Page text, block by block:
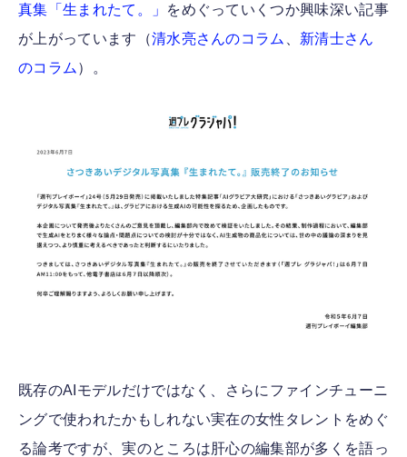
真集「生まれたて。」
をめぐっていくつか興味深い記事
が上がっています（清水亮さんのコラム
新清士さん
のコラム ）。
既存のAIモデルだけではなく、さらにファインチューニ
ングで使われたかもしれない実在の女性タレントをめぐ
る論考ですが、実のところは肝心の編集部が多くを語っ